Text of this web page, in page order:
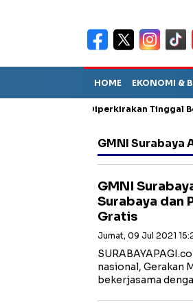
HOME EKONOMI &
Sebut TPA Diperkirakan Tinggal
GMNI Surabaya
GMNI
Surabaya dan
Gratis
Jumat, 09 Jul 2021
nasional, Gerakan
bekerjasama